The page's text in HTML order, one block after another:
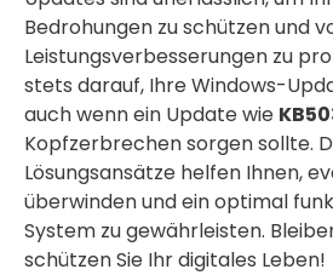
Bedrohungen zu schützen und
Leistungsverbesserungen zu
stets darauf, Ihre Windows-
auch wenn ein Update wie
Kopfzerbrechen sorgen sollte.
Lösungsansätze helfen Ihnen,
überwinden und ein optimal
System zu gewährleisten.
schützen Sie Ihr digitales Leben!